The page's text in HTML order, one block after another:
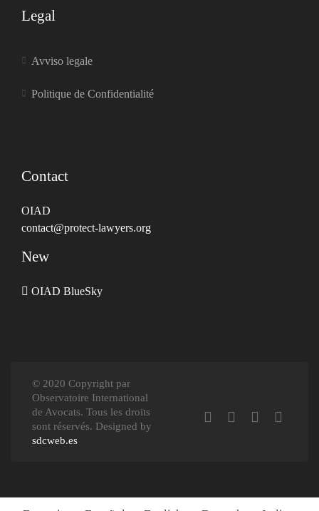
Legal
Avviso legale
Politique de Confidentialité
Contact
OIAD
contact@protect-lawyers.org
New
OIAD BlueSky
© 2020 Copyright par
Observatoire International
de Avocats. Tous les droits
sont réservés. Designed by
sdcweb.es